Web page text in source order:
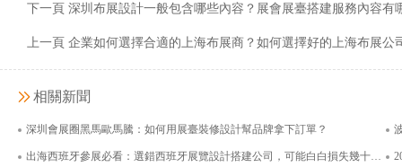
下一頁 深圳布展設計一般包含哪些內容？展會展臺搭建服務內容有
上一頁 企業如何選擇合適的上海布展商？如何選擇好的上海布展公
相關新聞
深圳會展圈黑馬歐馬騰：如何用展臺裝修設計幫品牌拿下訂單？
出海西班牙參展必看：選錯西班牙展覽設計搭建公司，可能白白損失幾十萬還拿不到歐盟入場券